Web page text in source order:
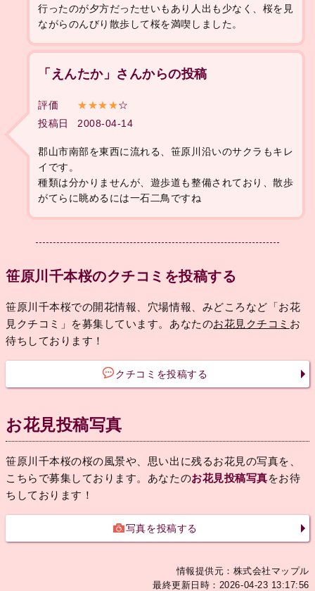
行ったのが夕方だったせいもあり人出も少なく、桜を見
ながらのんびり散歩して桜を満喫しました。
「えんたか」さんからの投稿
評価 ★★★★☆
投稿日
2008-04-14
郡山市南部を東西に流れる、笹原川沿いのサクラもキレ
イです。
種類は分かりませんが、遊歩道も整備されており、散歩
がてらに眺めるには一石二鳥ですね
笹原川千本桜のクチコミを投稿する
笹原川千本桜での開花情報、穴場情報、みどころなど「お花
見クチコミ」を募集しています。あなたのお花見クチコミ お
待ちしております！
クチコミを投稿する
お花見投稿写真
笹原川千本桜の桜の風景や、思い出に残るお花見の写真を、
こちらで募集しております。あなたのお花見投稿写真をお待
ちしております！
写真を投稿する
情報提供元：株式会社マップル
最終更新日時：2026-04-23 13:17:56